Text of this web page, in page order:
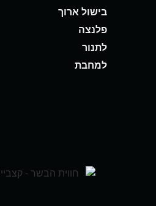
בישול ארוך
פלנצה
לתנור
למחבת